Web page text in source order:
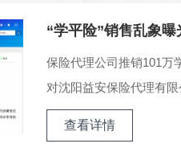
“学平险”销售乱象
保险代理公司推销101万
对沈阳益安保险代理有
查看详情